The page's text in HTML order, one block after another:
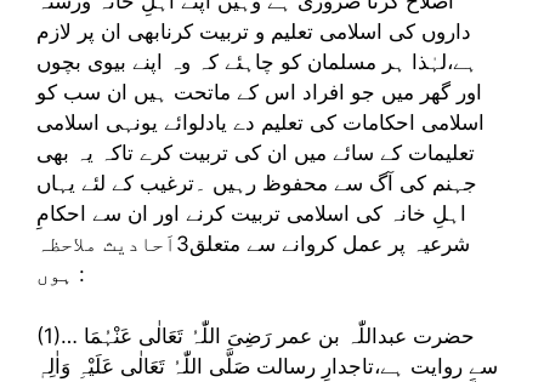
داروں کی اسلامی تعلیم و تربیت کرنابھی ان پر لازم
ہے،لہٰذا ہر مسلمان کو چاہئے کہ وہ اپنے بیوی بچوں
اور گھر میں جو افراد اس کے ماتحت ہیں ان سب کو
اسلامی احکامات کی تعلیم دے یادلوائے یونہی اسلامی
تعلیمات کے سائے میں ان کی تربیت کرے تاکہ یہ بھی
جہنم کی آگ سے محفوظ رہیں ۔ترغیب کے لئے یہاں
اہلِ خانہ کی اسلامی تربیت کرنے اور ان سے احکامِ
شرعیہ پر عمل کروانے سے متعلق3اَحادیث ملاحظہ
ہوں :
(1)… حضرت عبداللّٰہ بن عمر رَضِیَ اللّٰہُ تَعَالٰی عَنْہُمَا
سے روایت ہے،تاجدارِ رسالت صَلَّی اللّٰہُ تَعَالٰی عَلَیْہِ وَاٰلِہٖ